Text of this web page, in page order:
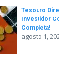
Tesouro
Investidor
Completa!
agosto 1,